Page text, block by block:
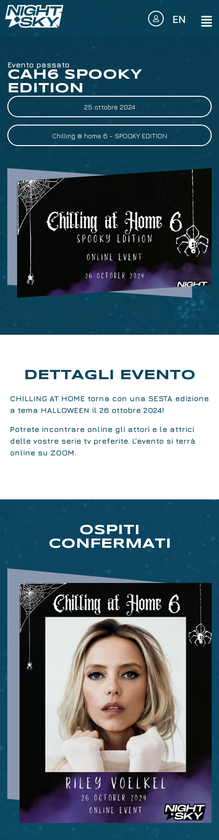
EN
Evento passato
CAH6 SPOOKY
EDITION
25 ottobre 2024
Chilling @ home 6 - SPOOKY EDITION
DETTAGLI EVENTO
CHILLING AT HOME torna con una SESTA edizione
a tema HALLOWEEN il 26 ottobre 2024!
Potrete incontrare online gli attori e le attrici
delle vostre serie tv preferite. L’evento si terrà
online su ZOOM.
OSPITI
CONFERMATI